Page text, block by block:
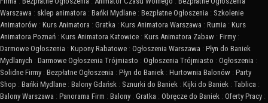
Warszawa : sklep animatora : Bańki Mydlane : Bezpłatne Ogłoszenia : Szkolenie
Animatorów : Kurs Animatora : Gratka : Kurs Animatora Warszawa : Rumia : Kurs
Animatora Poznań : Kurs Animatora Katowice : Kurs Animatora Zabaw : Firmy :
Darmowe Ogłoszenia : Kupony Rabatowe : Ogłoszenia Warszawa : Płyn do Baniek
Mydlanych : Darmowe Ogłoszenia Trójmiasto : Ogłoszenia Trójmiasto : Ogłoszenia :
Solidne Firmy : Bezpłatne Ogłoszenia : Płyn do Baniek : Hurtownia Balonów : Party
Shop : Bańki Mydlane : Balony Gdańsk : Sznurki do Baniek : Kijki do Baniek : Tablica :
Balony Warszawa : Panorama Firm : Balony : Gratka : Obręcze do Baniek : Oferty Pracy :